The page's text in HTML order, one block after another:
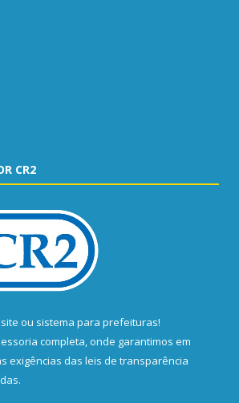
CR2
ou sistema para prefeituras!
completa, onde garantimos em
exigências das leis de transparência